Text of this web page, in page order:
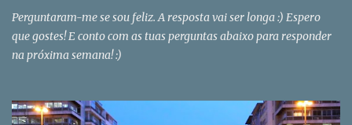
Perguntaram-me se sou feliz. A resposta vai ser longa :) Espero
que gostes! E conto com as tuas perguntas abaixo para responder
na próxima semana! :)